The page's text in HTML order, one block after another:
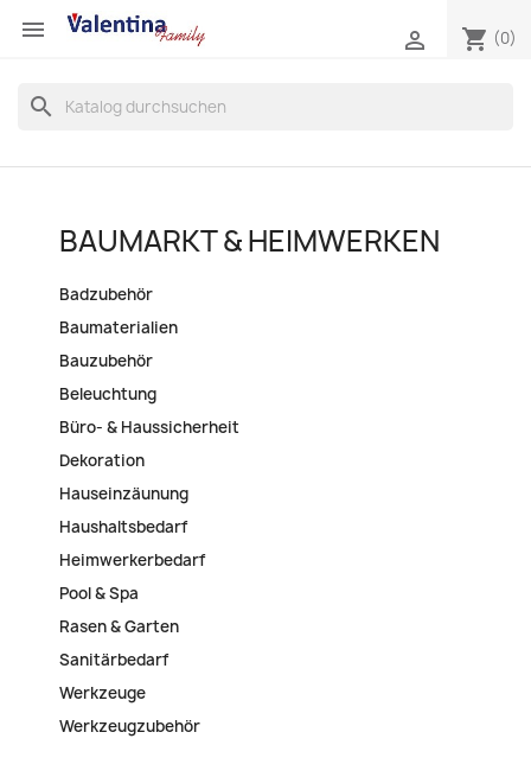
 shopping_cart (0)

search
BAUMARKT & HEIMWERKEN
Badzubehör
Baumaterialien
Bauzubehör
Beleuchtung
Büro- & Haussicherheit
Dekoration
Hauseinzäunung
Haushaltsbedarf
Heimwerkerbedarf
Pool & Spa
Rasen & Garten
Sanitärbedarf
Werkzeuge
Werkzeugzubehör